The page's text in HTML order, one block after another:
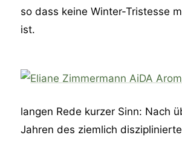
so dass keine Winter-Tristesse
ist.
langen Rede kurzer Sinn: Nach
Jahren des ziemlich